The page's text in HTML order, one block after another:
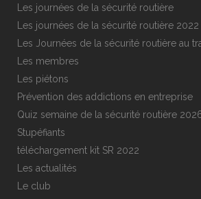
Les journées de la sécurité routière
Les journées de la sécurité routière 2022
Les Journées de la sécurité routière au
Les membres
Les piétons
Prévention des addictions en entreprise
Quiz semaine de la sécurité routière
Stupéfiants
téléchargement kit SR 2022
Les actualités
Le club